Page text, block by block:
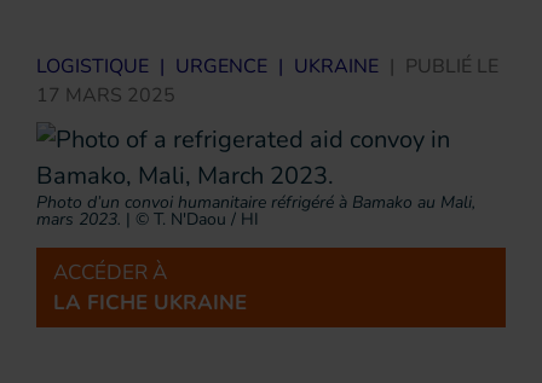
LOGISTIQUE | URGENCE | UKRAINE | PUBLIÉ LE
17 MARS 2025
Photo d’un convoi humanitaire réfrigéré à Bamako au Mali,
mars 2023. | © T. N'Daou / HI
ACCÉDER À
LA FICHE UKRAINE